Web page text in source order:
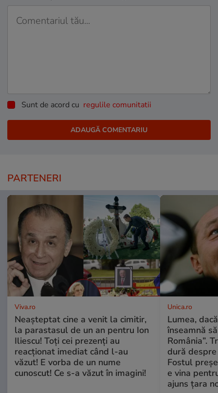
Sunt de acord cu regulile comunitatii
PARTENERI
Viva.ro
Neașteptat cine a venit la cimitir,
la parastasul de un an pentru Ion
Iliescu! Toți cei prezenți au
reacționat imediat când l-au
văzut! E vorba de un nume
cunoscut! Ce s-a văzut în imagini!
Unica.ro
Lumea,
înseamnă
România”.
dură
Fostul
e vina
ajuns țara